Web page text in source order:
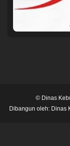
© Dinas
Dibangun oleh: Dinas